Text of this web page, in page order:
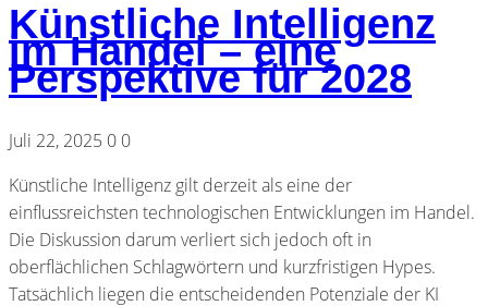
Künstliche Intelligenz
im Handel – eine
Perspektive für 2028
Juli 22, 2025 0 0
Künstliche Intelligenz gilt derzeit als eine der
einflussreichsten technologischen Entwicklungen im Handel.
Die Diskussion darum verliert sich jedoch oft in
oberflächlichen Schlagwörtern und kurzfristigen Hypes.
Tatsächlich liegen die entscheidenden Potenziale der KI